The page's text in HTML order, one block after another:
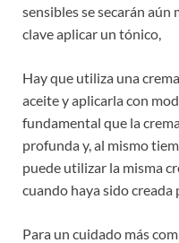
sensibles se secarán aún
clave aplicar un tónico,
Hay que utiliza una
aceite y aplicarla con
fundamental que la
profunda y, al mismo
puede utilizar la misma
cuando haya sido creada
Para un cuidado más